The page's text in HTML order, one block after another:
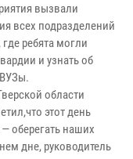
вызвали
всех подразделений
ребята могли
и узнать об
области
этот день
оберегать наших
дне, руководитель